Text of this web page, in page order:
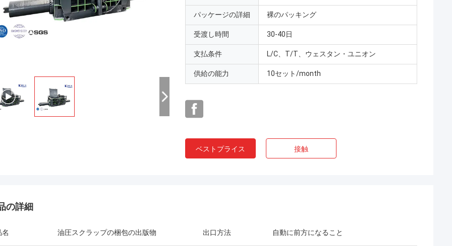
パッケージの詳細 裸のパッキング
受渡し時間 30-40日
支払条件 L/C、T/T、ウェスタン・ユニオン
供給の能力 10セット/month
ベストプライス 接触
の詳細
名 油圧スクラップの梱包の出版物 出口方法 自動に前方になること